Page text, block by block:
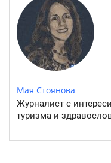
Мая Стоянова
Журналист с
туризма и